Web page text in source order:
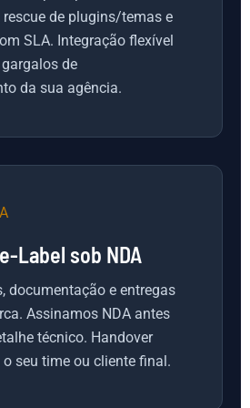
de plugins/temas e
SLA. Integração flexível
de
da sua agência.
Label sob NDA
documentação e entregas
Assinamos NDA antes
técnico. Handover
seu time ou cliente final.